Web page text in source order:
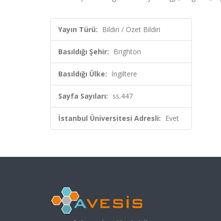
Yayın Türü: Bildiri / Özet Bildiri
Basıldığı Şehir: Brighton
Basıldığı Ülke: İngiltere
Sayfa Sayıları: ss.447
İstanbul Üniversitesi Adresli: Evet